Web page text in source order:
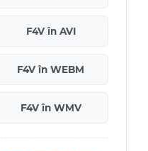
F4V în AVI
F4V în WEBM
F4V în WMV